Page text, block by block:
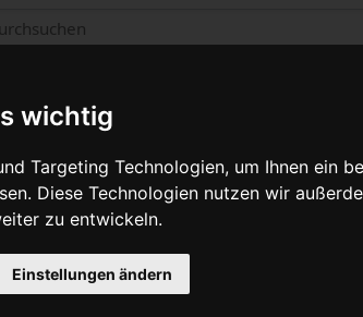
wichtig
Targeting Technologien, um Ihnen ein
Diese Technologien nutzen wir
zu entwickeln.
Einstellungen ändern
zu „Lycra“
Diskussion